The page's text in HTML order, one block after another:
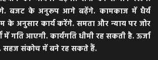
बजट के अनुरूप आगे बढ़ेंगे. कामकाज में धैर्य
के अनुसार कार्य करेंगे. समता और न्याय पर जोर
गति आएगी. कार्यगति धीमी रह सकती है. ऊर्जा
सहज संकोच में बने रह सकते हैं.